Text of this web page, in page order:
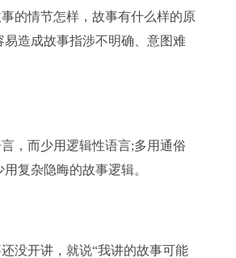
的情节怎样，故事有什么样的原
造成故事指涉不明确、意图难
，而少用逻辑性语言;多用通俗
复杂隐晦的故事逻辑。
没开讲，就说“我讲的故事可能